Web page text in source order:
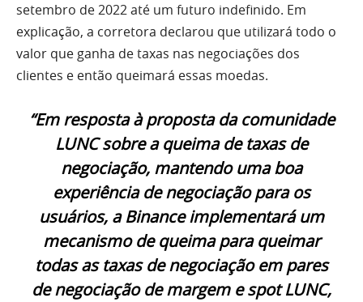
setembro de 2022 até um futuro indefinido. Em
explicação, a corretora declarou que utilizará todo o
valor que ganha de taxas nas negociações dos
clientes e então queimará essas moedas.
“Em resposta à proposta da comunidade
LUNC sobre a queima de taxas de
negociação, mantendo uma boa
experiência de negociação para os
usuários, a Binance implementará um
mecanismo de queima para queimar
todas as taxas de negociação em pares
de negociação de margem e spot LUNC,